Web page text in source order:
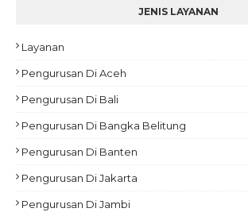
JENIS LAYANAN
Layanan
Pengurusan Di Aceh
Pengurusan Di Bali
Pengurusan Di Bangka Belitung
Pengurusan Di Banten
Pengurusan Di Jakarta
Pengurusan Di Jambi